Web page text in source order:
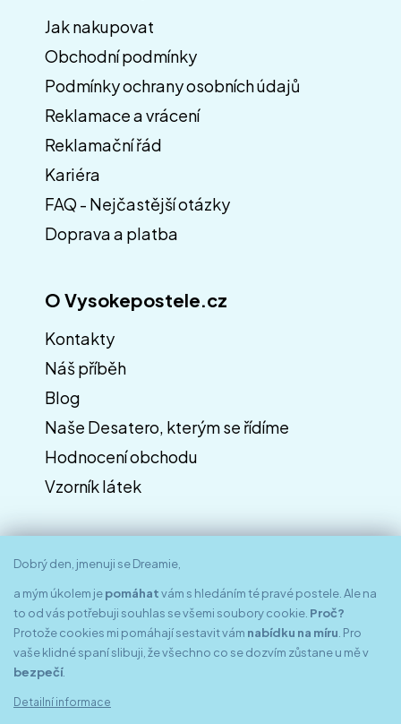
Dobrý den, jmenuji se Dreamie,
a mým úkolem jepomáhatvám s hledáním té pravé postele. Ale na
to od vás potřebuji souhlas se všemi soubory cookie. Proč?
Protože cookies mi pomáhají sestavit vám nabídku na míru . Pro
vaše klidné spaní slibuji, že všechno co se dozvím zůstane u mě v
bezpečí.
Detailní informace
á
p
a
Jak nakupovat
Obchodní podmínky
Podmínky ochrany osobních údajů
Reklamace a vrácení
Reklamační řád
Kariéra
FAQ - Nejčastější otázky
Doprava a platba
O Vysokepostele.cz
Kontakty
Náš příběh
Blog
Naše Desatero, kterým se řídíme
Hodnocení obchodu
Vzorník látek